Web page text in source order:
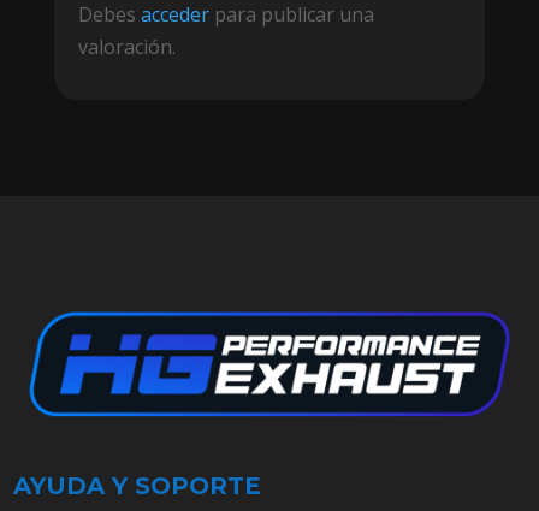
Debes accederpara publicar una
valoración.
AYUDA Y SOPORTE